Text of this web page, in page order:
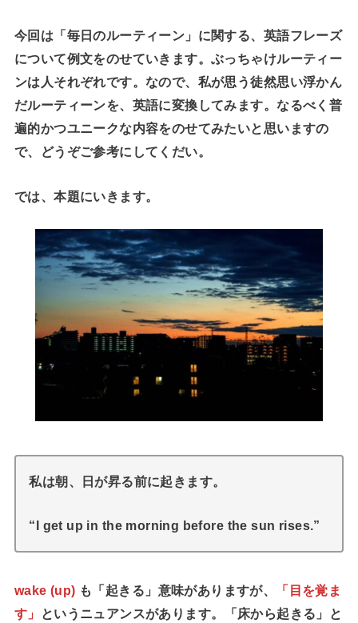
今回は「毎日のルーティーン」に関する、英語フレーズ
について例文をのせていきます。ぶっちゃけルーティー
ンは人それぞれです。なので、私が思う徒然思い浮かん
だルーティーンを、英語に変換してみます。なるべく普
遍的かつユニークな内容をのせてみたいと思いますの
で、どうぞご参考にしてくだい。
では、本題にいきます。
私は朝、日が昇る前に起きます。
“I get up in the morning before the sun rises.”
wake (up) も「起きる」意味がありますが、
「目を覚ま
す」
というニュアンスがあります。「床から起きる」と